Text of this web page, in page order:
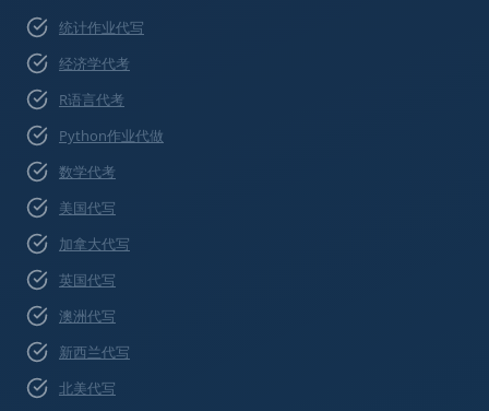
统计作业代写
经济学代考
R语言代考
Python作业代做
数学代考
美国代写
加拿大代写
英国代写
澳洲代写
新西兰代写
北美代写